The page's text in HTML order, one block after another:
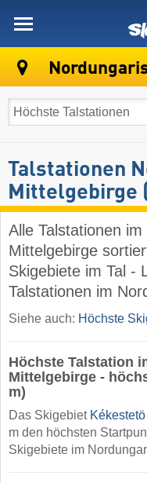
Talstationen
Mittelgebirge
Alle Talstationen
Mittelgebirge
Skigebiete im Tal -
Talstationen im
Siehe auch: Höchste
Höchste Talstation
Mittelgebirge -
m)
Das Skigebiet Kékestetö
m den höchsten
Skigebiete im